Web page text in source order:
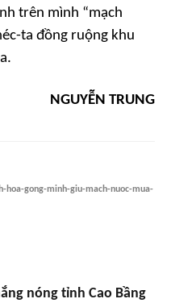
trên mình “mạch
ta đồng ruộng khu
NGUYỄN TRUNG
hoa-gong-minh-giu-mach-nuoc-mua-
nóng tỉnh Cao Bầng